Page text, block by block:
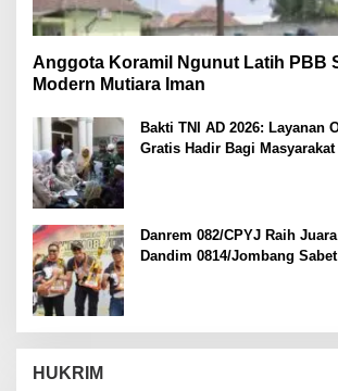
Anggota Koramil Ngunut Latih PBB
Modern Mutiara Iman
Bakti TNI AD 2026: Layanan
Gratis Hadir Bagi Masyarakat
Danrem 082/CPYJ Raih
Dandim 0814/Jombang
HUKRIM